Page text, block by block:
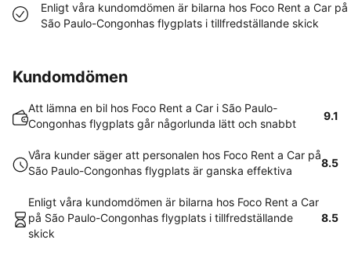
Enligt våra kundomdömen är bilarna hos Foco Rent a Car på
São Paulo-Congonhas flygplats i tillfredställande skick
Kundomdömen
Att lämna en bil hos Foco Rent a Car i São Paulo-
Congonhas flygplats går någorlunda lätt och snabbt
9.1
Våra kunder säger att personalen hos Foco Rent a Car på
São Paulo-Congonhas flygplats är ganska effektiva
8.5
Enligt våra kundomdömen är bilarna hos Foco Rent a Car
på São Paulo-Congonhas flygplats i tillfredställande
skick
8.5